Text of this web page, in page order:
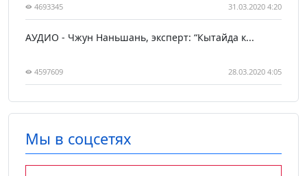
4693345 31.03.2020 4:20
АУДИО - Чжун Наньшань, эксперт: “Кытайда к...
4597609 28.03.2020 4:05
Мы в соцсетях